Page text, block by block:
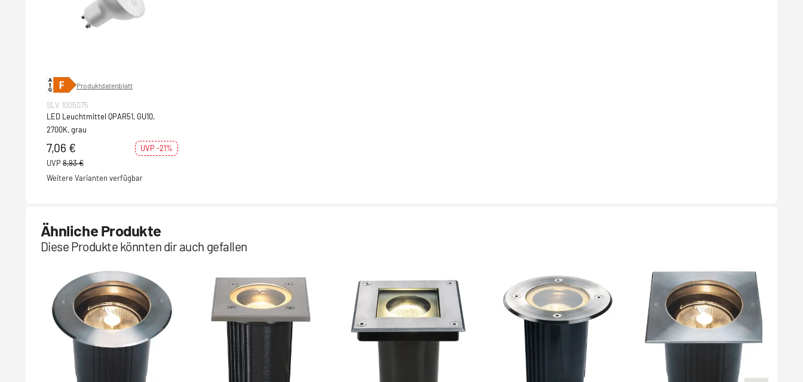
Produktdatenblatt
SLV 1005075
LED Leuchtmittel QPAR51, GU10,
2700K, grau
7,06 €
UVP -21%
UVP 8,93 €
Weitere Varianten verfügbar
Ähnliche Produkte
Diese Produkte könnten dir auch gefallen